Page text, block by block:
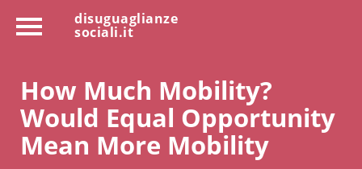
disuguaglianze
sociali.it
How Much Mobility?
Would Equal Opportunity
Mean More Mobility